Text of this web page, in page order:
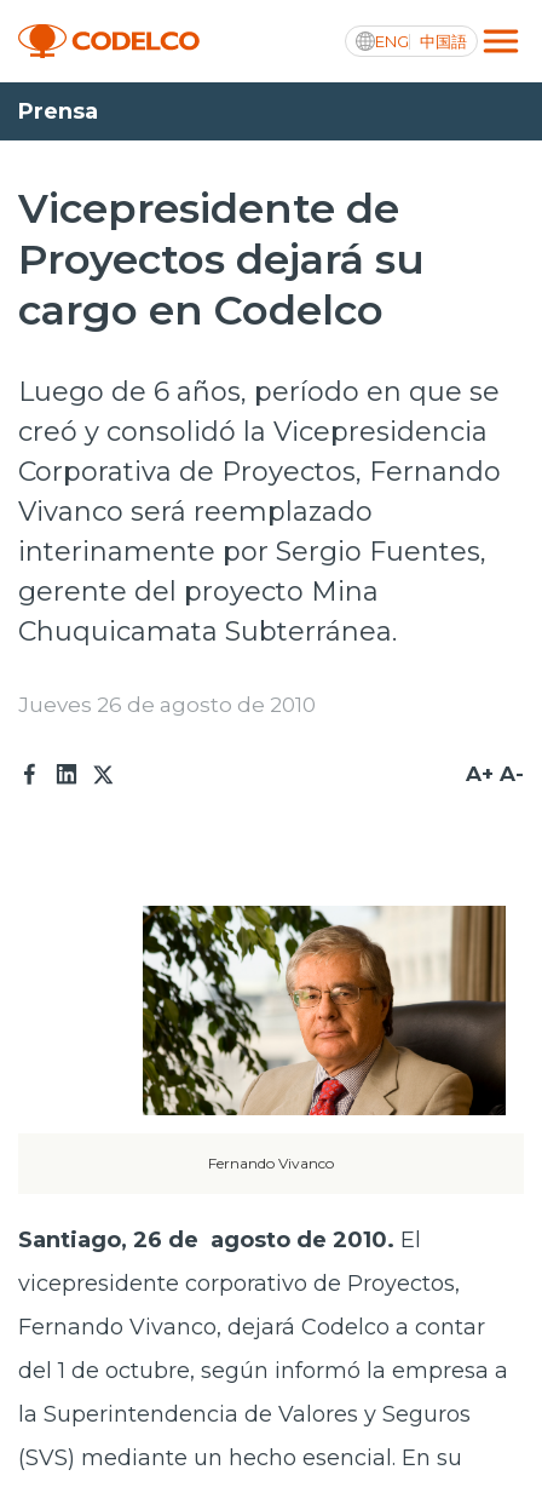
ENG 中国語
Transparencia activa
Nosotros
Operaciones
Sustentabilidad
Innovación
Inversionistas
Trabaja en Codelco
Proveedores
Prensa
Vicepresidente de
Proyectos dejará su
cargo en Codelco
Luego de 6 años, período en que se
creó y consolidó la Vicepresidencia
Corporativa de Proyectos, Fernando
Vivanco será reemplazado
interinamente por Sergio Fuentes,
gerente del proyecto Mina
Chuquicamata Subterránea.
Jueves 26 de agosto de 2010
A+ A-
Fernando Vivanco
Santiago, 26 de agosto de 2010. El
vicepresidente corporativo de Proyectos,
Fernando Vivanco, dejará Codelco a contar
del 1 de octubre, según informó la empresa a
la Superintendencia de Valores y Seguros
(SVS) mediante un hecho esencial. En su